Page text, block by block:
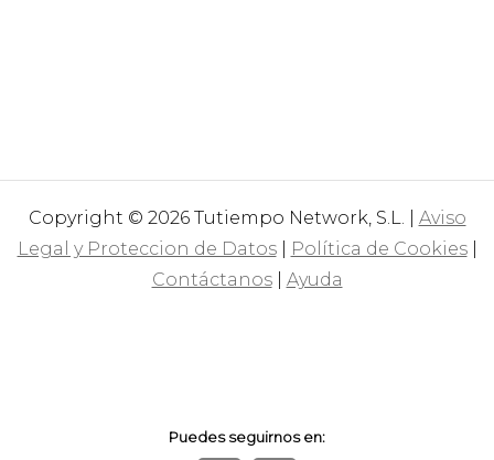
Copyright © 2026 Tutiempo Network, S.L. | Aviso
Legal y Proteccion de Datos| Política de Cookies|
Contáctanos| Ayuda
Puedes seguirnos en: